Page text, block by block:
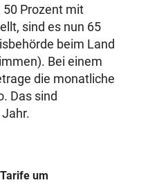
50 Prozent mit
sind es nun 65
beim Land
Bei einem
die monatliche
Das sind
um